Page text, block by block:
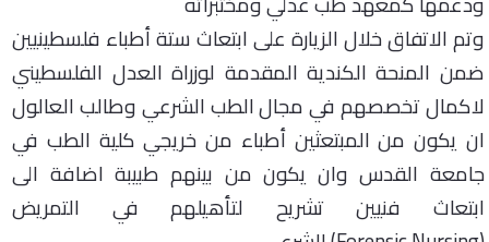
وتمالاتفاق خلال الزيارة على ابتعاث ستة أطباء فلسطينيين
ضمن المنحة الكندية المقدمة لوزراة العدل الفلسطيني
لاكمال تخصصهم في مجال الطب الشرعي وطالب العالول
ان يكون من المبتعثين أطباء من خريجي كلية الطب في
جامعة القدس وان يكون من بينهم طبيبة اضافة الى
ابتعاث فنيين تشريح لتأهيلهم في التمريض